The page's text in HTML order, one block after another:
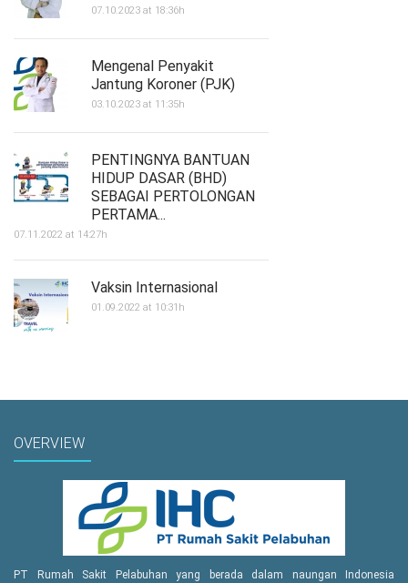
07.10.2023 at 18:36h
Mengenal Penyakit
Jantung Koroner (PJK)
03.10.2023 at 11:35h
PENTINGNYA BANTUAN
HIDUP DASAR (BHD)
SEBAGAI PERTOLONGAN
PERTAMA...
07.11.2022 at 14:27h
Vaksin Internasional
01.09.2022 at 10:31h
OVERVIEW
PT Rumah Sakit Pelabuhan yang berada dalam naungan Indonesia